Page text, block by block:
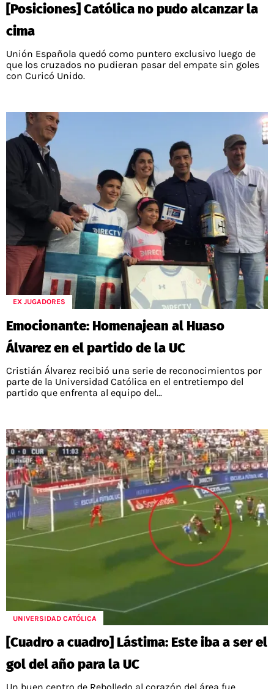
[Posiciones] Católica no pudo alcanzar la
cima
Unión Española quedó como puntero exclusivo luego de
que los cruzados no pudieran pasar del empate sin goles
con Curicó Unido.
EX JUGADORES
Emocionante: Homenajean al Huaso
Álvarez en el partido de la UC
Cristián Álvarez recibió una serie de reconocimientos por
parte de la Universidad Católica en el entretiempo del
partido que enfrenta al equipo del...
UNIVERSIDAD CATÓLICA
[Cuadro a cuadro] Lástima: Este iba a ser el
gol del año para la UC